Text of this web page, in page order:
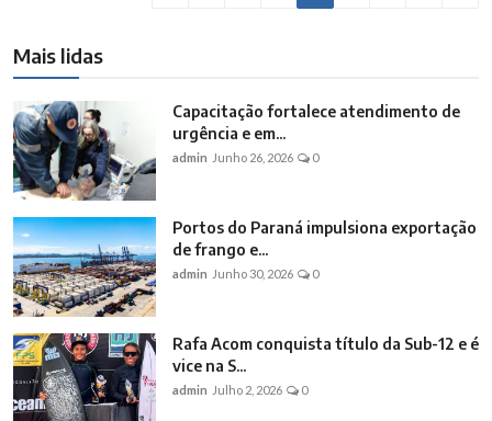
Mais lidas
Capacitação fortalece atendimento de
urgência e em...
admin Junho 26, 2026 0
Portos do Paraná impulsiona exportação
de frango e...
admin Junho 30, 2026 0
Rafa Acom conquista título da Sub-12 e é
vice na S...
admin Julho 2, 2026 0